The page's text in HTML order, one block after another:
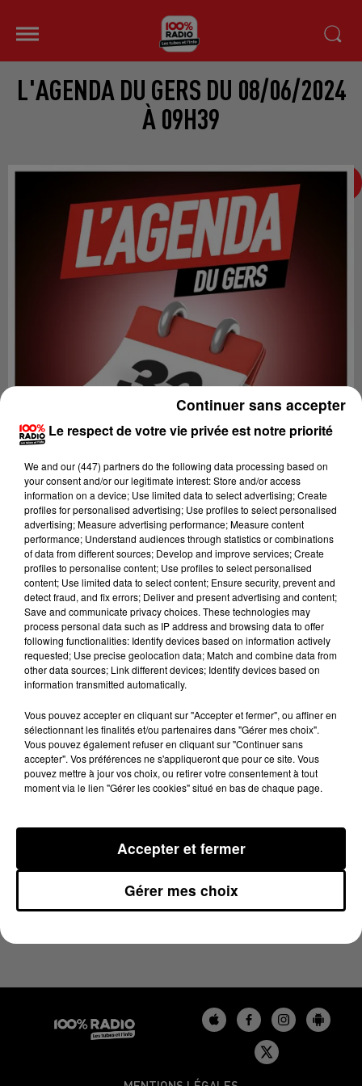
L'AGENDA DU GERS DU 08/06/2024
À 09H39
Lecture (1 min 14 sec)
100%
8 juin 2024 - 1 min 14 sec
L'AGENDA DU GERS DU 08/06/2024 À 09H39
Le respect de votre vie privée est notre priorité
We and our (447) partnersdo the following data processing based on
your consent and/or our legitimate interest: Store and/or access
information on a device; Use limited data to select advertising; Create
profiles for personalised advertising; Use profiles to select personalised
advertising; Measure advertising performance; Measure content
performance; Understand audiences through statistics or combinations
of data from different sources; Develop and improve services; Create
profiles to personalise content; Use profiles to select personalised
content; Use limited data to select content; Ensure security, prevent and
detect fraud, and fix errors; Deliver and present advertising and content;
Save and communicate privacy choices. These technologies may
process personal data such as IP address and browsing data to offer
following functionalities: Identify devices based on information actively
requested; Use precise geolocation data; Match and combine data from
other data sources; Link different devices; Identify devices based on
information transmitted automatically.
Vous pouvez accepter en cliquant sur "Accepter et fermer", ou affiner en
sélectionnant les finalités et/ou partenaires dans "Gérer mes choix".
Vous pouvez également refuser en cliquant sur "Continuer sans
accepter". Vos préférences ne s'appliqueront que pour ce site. Vous
pouvez mettre à jour vos choix, ou retirer votre consentement à tout
moment via le lien "Gérer les cookies" situé en bas de chaque page.
Gérer mes choix
Accepter et fermer
Continuer sans accepter